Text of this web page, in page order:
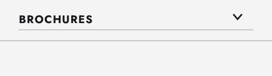
BROCHURES